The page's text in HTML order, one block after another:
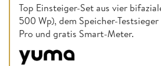
Top Einsteiger-Set aus vier
500 Wp), dem Speicher-
Pro und gratis Smart-Meter.